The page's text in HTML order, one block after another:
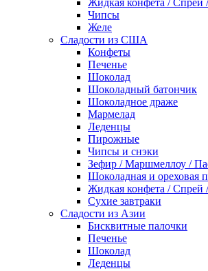
Жидкая конфета / Спрей
Чипсы
Желе
Сладости из США
Конфеты
Печенье
Шоколад
Шоколадный батончик
Шоколадное драже
Мармелад
Леденцы
Пирожные
Чипсы и снэки
Зефир / Маршмеллоу /
Шоколадная и ореховая
Жидкая конфета / Спрей
Сухие завтраки
Сладости из Азии
Бисквитные палочки
Печенье
Шоколад
Леденцы